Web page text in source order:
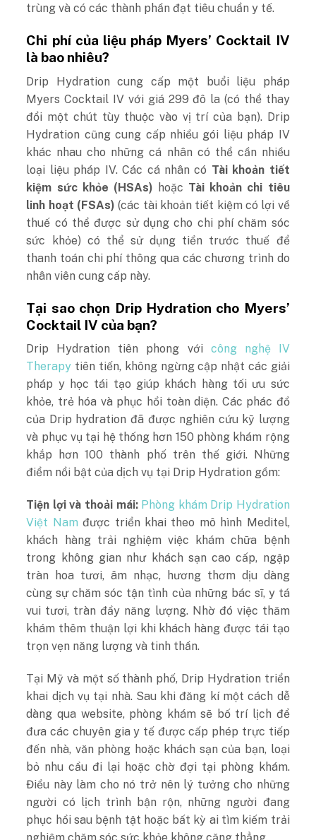
trùng và có các thành phần đạt tiêu chuẩn y tế.
Chi phí của liệu pháp Myers’ Cocktail IV
là bao nhiêu?
Drip Hydration cung cấp một buổi liệu pháp
Myers Cocktail IV với giá 299 đô la (có thể thay
đổi một chút tùy thuộc vào vị trí của bạn). Drip
Hydration cũng cung cấp nhiều gói liệu pháp IV
khác nhau cho những cá nhân có thể cần nhiều
loại liệu pháp IV. Các cá nhân có Tài khoản tiết
kiệm sức khỏe (HSAs) hoặc Tài khoản chi tiêu
linh hoạt (FSAs) (các tài khoản tiết kiệm có lợi về
thuế có thể được sử dụng cho chi phí chăm sóc
sức khỏe) có thể sử dụng tiền trước thuế để
thanh toán chi phí thông qua các chương trình do
nhân viên cung cấp này.
Tại sao chọn Drip Hydration cho Myers’
Cocktail IV của bạn?
Drip Hydration tiên phong với công nghệ IV
Therapy tiên tiến, không ngừng cập nhật các giải
pháp y học tái tạo giúp khách hàng tối ưu sức
khỏe, trẻ hóa và phục hồi toàn diện. Các phác đồ
của Drip hydration đã được nghiên cứu kỹ lượng
và phục vụ tại hệ thống hơn 150 phòng khám rộng
khắp hơn 100 thành phố trên thế giới. Những
điểm nổi bật của dịch vụ tại Drip Hydration gồm:
Tiện lợi và thoải mái:Phòng khám Drip Hydration
Việt Nam được triển khai theo mô hình Meditel,
khách hàng trải nghiệm việc khám chữa bệnh
trong không gian như khách sạn cao cấp, ngập
tràn hoa tươi, âm nhạc, hương thơm dịu dàng
cùng sự chăm sóc tận tình của những bác sĩ, y tá
vui tươi, tràn đầy năng lượng. Nhờ đó việc thăm
khám thêm thuận lợi khi khách hàng được tái tạo
trọn vẹn năng lượng và tinh thần.
Tại Mỹ và một số thành phố, Drip Hydration triển
khai dịch vụ tại nhà. Sau khi đăng kí một cách dễ
dàng qua website, phòng khám sẽ bố trí lịch để
đưa các chuyên gia y tế được cấp phép trực tiếp
đến nhà, văn phòng hoặc khách sạn của bạn, loại
bỏ nhu cầu đi lại hoặc chờ đợi tại phòng khám.
Điều này làm cho nó trở nên lý tưởng cho những
người có lịch trình bận rộn, những người đang
phục hồi sau bệnh tật hoặc bất kỳ ai tìm kiếm trải